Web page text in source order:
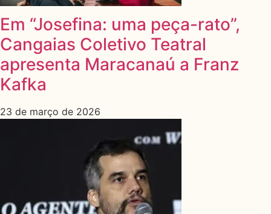
Em “Josefina: uma peça-rato”,
Cangaias Coletivo Teatral
apresenta Maracanaú a Franz
Kafka
23 de março de 2026